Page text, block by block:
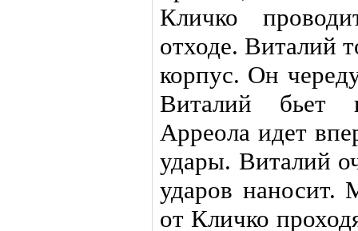
Кличко
отходе. Виталий
корпус. Он
Виталий бьет
Арреола идет
удары. Виталий
ударов
от Кличко